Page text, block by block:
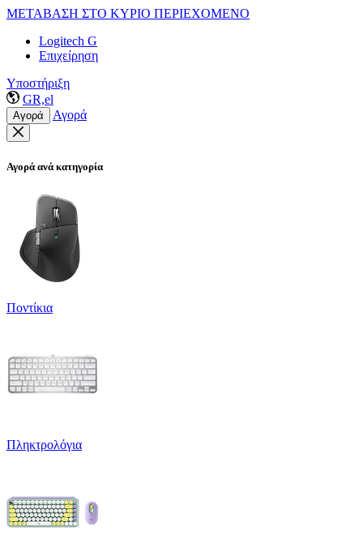
ΜΕΤΑΒΑΣΗ ΣΤΟ ΚΥΡΙΟ ΠΕΡΙΕΧΟΜΕΝΟ
Logitech G
Επιχείρηση
Υποστήριξη
GR,el
Αγορά Αγορά
Αγορά ανά κατηγορία
Ποντίκια
Πληκτρολόγια